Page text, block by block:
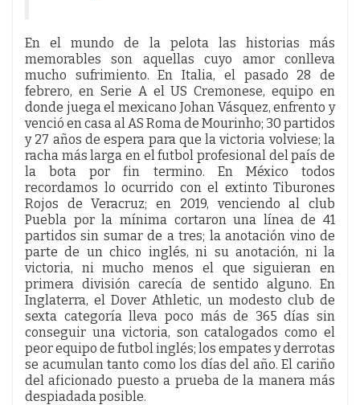
En el mundo de la pelota las historias más
memorables son aquellas cuyo amor conlleva
mucho sufrimiento. En Italia, el pasado 28 de
febrero, en Serie A el US Cremonese, equipo en
donde juega el mexicano Johan Vásquez, enfrento y
venció en casa al AS Roma de Mourinho; 30 partidos
y 27 años de espera para que la victoria volviese; la
racha más larga en el futbol profesional del país de
la bota por fin termino. En México todos
recordamos lo ocurrido con el extinto Tiburones
Rojos de Veracruz; en 2019, venciendo al club
Puebla por la mínima cortaron una línea de 41
partidos sin sumar de a tres; la anotación vino de
parte de un chico inglés, ni su anotación, ni la
victoria, ni mucho menos el que siguieran en
primera división carecía de sentido alguno. En
Inglaterra, el Dover Athletic, un modesto club de
sexta categoría lleva poco más de 365 días sin
conseguir una victoria, son catalogados como el
peor equipo de futbol inglés; los empates y derrotas
se acumulan tanto como los días del año. El cariño
del aficionado puesto a prueba de la manera más
despiadada posible.